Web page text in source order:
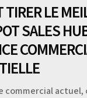
LE
SALES
commercial